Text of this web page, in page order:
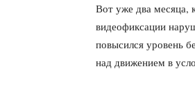
Вот уже два месяца,
видеофиксации
повысился уровень
над движением в